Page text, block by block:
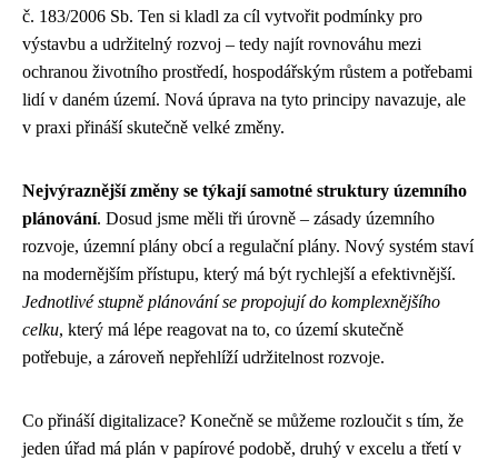
č. 183/2006 Sb. Ten si kladl za cíl vytvořit podmínky pro
výstavbu a udržitelný rozvoj – tedy najít rovnováhu mezi
ochranou životního prostředí, hospodářským růstem a potřebami
lidí v daném území. Nová úprava na tyto principy navazuje, ale
v praxi přináší skutečně velké změny.
Nejvýraznější změny se týkají samotné struktury územního
plánování. Dosud jsme měli tři úrovně – zásady územního
rozvoje, územní plány obcí a regulační plány. Nový systém staví
na modernějším přístupu, který má být rychlejší a efektivnější.
Jednotlivé stupně plánování se propojují do komplexnějšího
celku, který má lépe reagovat na to, co území skutečně
potřebuje, a zároveň nepřehlíží udržitelnost rozvoje.
Co přináší digitalizace? Konečně se můžeme rozloučit s tím, že
jeden úřad má plán v papírové podobě, druhý v excelu a třetí v